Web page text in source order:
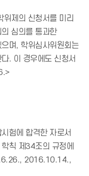
제의 신청서를 미리
심의를 통과한
며, 학위심사위원회는
. 이 경우에도 신청서
험에 합격한 자로서
칙 제34조의 규정에
2016.10.14.,